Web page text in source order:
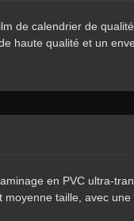
de calendrier de
haute qualité et un
en PVC ultra-
taille, avec